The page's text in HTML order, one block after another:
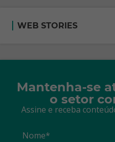
WEB STORIES
Mantenha-se
o setor
Assine e receba
Nome*